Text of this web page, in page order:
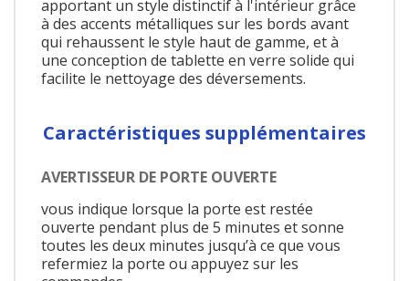
apportant un style distinctif à l'intérieur grâce
à des accents métalliques sur les bords avant
qui rehaussent le style haut de gamme, et à
une conception de tablette en verre solide qui
facilite le nettoyage des déversements.
Caractéristiques supplémentaires
AVERTISSEUR DE PORTE OUVERTE
vous indique lorsque la porte est restée
ouverte pendant plus de 5 minutes et sonne
toutes les deux minutes jusqu’à ce que vous
refermiez la porte ou appuyez sur les